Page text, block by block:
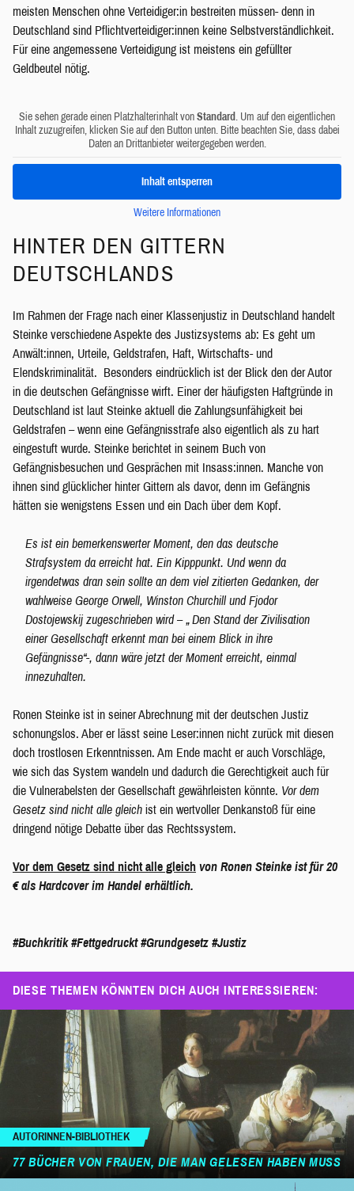
meisten Menschen ohne Verteidiger:in bestreiten müssen- denn in
Deutschland sind Pflichtverteidiger:innen keine Selbstverständlichkeit.
Für eine angemessene Verteidigung ist meistens ein gefüllter
Geldbeutel nötig.
Sie sehen gerade einen Platzhalterinhalt von Standard . Um auf den eigentlichen
Inhalt zuzugreifen, klicken Sie auf den Button unten. Bitte beachten Sie, dass dabei
Daten an Drittanbieter weitergegeben werden.
Inhalt entsperren
Weitere Informationen
HINTER DEN GITTERN
DEUTSCHLANDS
Im Rahmen der Frage nach einer Klassenjustiz in Deutschland handelt
Steinke verschiedene Aspekte des Justizsystems ab: Es geht um
Anwält:innen, Urteile, Geldstrafen, Haft, Wirtschafts- und
Elendskriminalität. Besonders eindrücklich ist der Blick den der Autor
in die deutschen Gefängnisse wirft. Einer der häufigsten Haftgründe in
Deutschland ist laut Steinke aktuell die Zahlungsunfähigkeit bei
Geldstrafen – wenn eine Gefängnisstrafe also eigentlich als zu hart
eingestuft wurde. Steinke berichtet in seinem Buch von
Gefängnisbesuchen und Gesprächen mit Insass:innen. Manche von
ihnen sind glücklicher hinter Gittern als davor, denn im Gefängnis
hätten sie wenigstens Essen und ein Dach über dem Kopf.
Es ist ein bemerkenswerter Moment, den das deutsche
Strafsystem da erreicht hat. Ein Kipppunkt. Und wenn da
irgendetwas dran sein sollte an dem viel zitierten Gedanken, der
wahlweise George Orwell, Winston Churchill und Fjodor
Dostojewskij zugeschrieben wird – „ Den Stand der Zivilisation
einer Gesellschaft erkennt man bei einem Blick in ihre
Gefängnisse“-, dann wäre jetzt der Moment erreicht, einmal
innezuhalten.
Ronen Steinke ist in seiner Abrechnung mit der deutschen Justiz
schonungslos. Aber er lässt seine Leser:innen nicht zurück mit diesen
doch trostlosen Erkenntnissen. Am Ende macht er auch Vorschläge,
wie sich das System wandeln und dadurch die Gerechtigkeit auch für
die Vulnerabelsten der Gesellschaft gewährleisten könnte. Vor dem
Gesetz sind nicht alle gleich ist ein wertvoller Denkanstoß für eine
dringend nötige Debatte über das Rechtssystem.
Vor dem Gesetz sind nicht alle gleich von Ronen Steinke ist für 20
€ als Hardcover im Handel erhältlich.
#Buchkritik #Fettgedruckt #Grundgesetz #Justiz
DIESE THEMEN KÖNNTEN DICH AUCH INTERESSIEREN:
AUTORINNEN-BIBLIOTHEK
77 BÜCHER VON FRAUEN, DIE MAN GELESEN HABEN MUSS